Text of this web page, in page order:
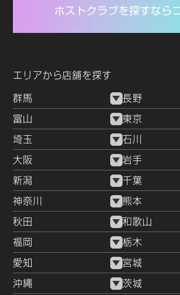
エリアから店舗を探す
群馬 長野
富山 東京
埼玉 石川
大阪 岩手
新潟 千葉
神奈川 熊本
秋田 和歌山
福岡 栃木
愛知 宮城
沖縄 茨城